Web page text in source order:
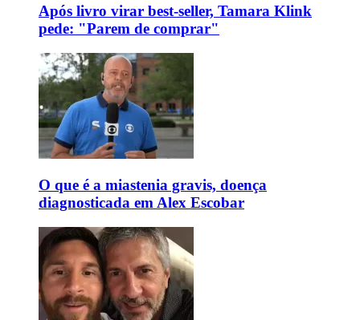
Após livro virar best-seller, Tamara Klink
pede: "Parem de comprar"
O que é a miastenia gravis, doença
diagnosticada em Alex Escobar